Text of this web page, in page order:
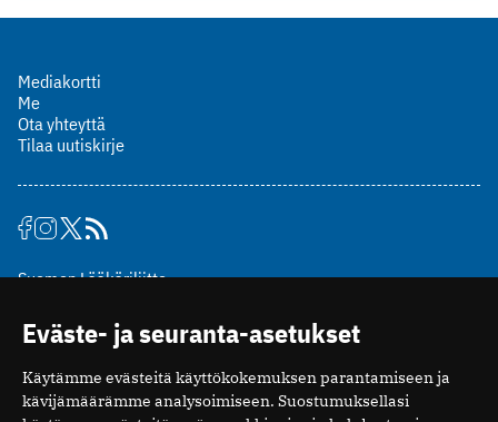
Mediakortti
Me
Ota yhteyttä
Tilaa uutiskirje
Suomen Lääkäriliitto
00510 Helsinki
puh. (09) 393 091
toimitus@potilaanlaakarilehti.fi
Eväste- ja seuranta-asetukset
Käytämme evästeitä käyttökokemuksen parantamiseen ja
kävijämäärämme analysoimiseen. Suostumuksellasi